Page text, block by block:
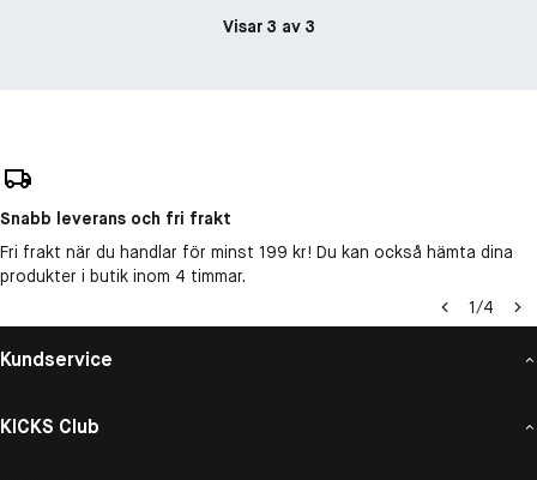
Visar 3 av 3
Snabb leverans och fri frakt
Fri frakt när du handlar för minst 199 kr! Du kan också hämta dina
produkter i butik inom 4 timmar.
1/4
Kundservice
KICKS Club